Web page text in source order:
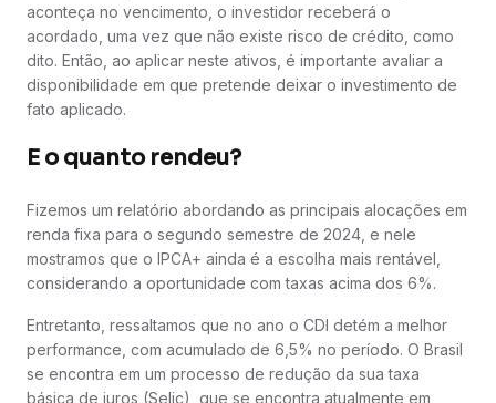
aconteça no vencimento, o investidor receberá o
acordado, uma vez que não existe risco de crédito, como
dito. Então, ao aplicar neste ativos, é importante avaliar a
disponibilidade em que pretende deixar o investimento de
fato aplicado.
E o quanto rendeu?
Fizemos um relatório abordando as principais alocações em
renda fixa para o segundo semestre de 2024, e nele
mostramos que o IPCA+ ainda é a escolha mais rentável,
considerando a oportunidade com taxas acima dos 6%.
Entretanto, ressaltamos que no ano o CDI detém a melhor
performance, com acumulado de 6,5% no período. O Brasil
se encontra em um processo de redução da sua taxa
básica de juros (Selic), que se encontra atualmente em